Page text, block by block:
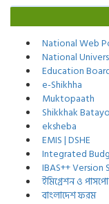
National Web
National
Education
e-Shikhha
Muktopaath
Shikkhak
eksheba
EMIS | DSHE
Integrated
IBAS++
ইমিগ্রেশন ও
বাংলাদেশ ফরম